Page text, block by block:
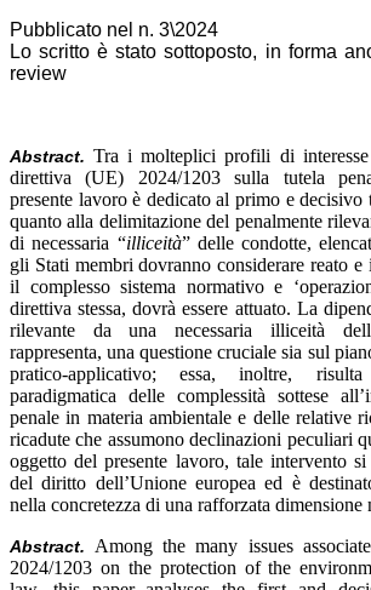
Pubblicato nel n. 3\2024
Lo scritto è stato sottoposto, in forma
review
Abstract.Tra i molteplici profili di interesse
direttiva (UE) 2024/1203 sulla tutela
presente lavoro è dedicato al primo e decisivo
quanto alla delimitazione del penalmente
di necessaria “illiceità” delle condotte,
gli Stati membri dovranno considerare reato
il complesso sistema normativo e
direttiva stessa, dovrà essere attuato. La
rilevante da una necessaria illiceità
rappresenta, una questione cruciale sia sul
pratico-applicativo; essa, inoltre,
paradigmatica delle complessità sottese
penale in materia ambientale e delle relative
ricadute che assumono declinazioni peculiari
oggetto del presente lavoro, tale intervento
del diritto dell’Unione europea ed è
nella concretezza di una rafforzata
Abstract. Among the many issues
2024/1203 on the protection of the